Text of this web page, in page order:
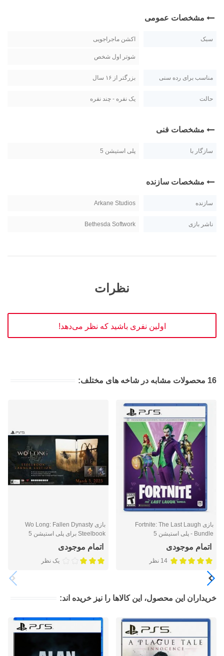
مشخصات عمومی
سبک اکشن ماجراجویی
شوتر اول شخص
مناسب برای رده سنی بزرگتر از ۱۶ سال
حالت یک نفره - چند نفره
مشخصات فنی
سازگار با پلی استیشن 5
مشخصات سازنده
سازنده Arkane Studios
ناشر بازی Bethesda Softwork
نظرات
اولین نفری باشید که نظر می‌دهد!
16 محصولات مشابه در شاخه های مختلف:
بازی Fortnite: The Last Laugh
Bundle - پلی استیشن 5
اتمام موجودی
14 نظر
بازی Wo Long: Fallen Dynasty
Steelbook برای پلی استیشن 5
اتمام موجودی
یک نظر
خریداران این محصول، این کالاها را نیز خریده اند: